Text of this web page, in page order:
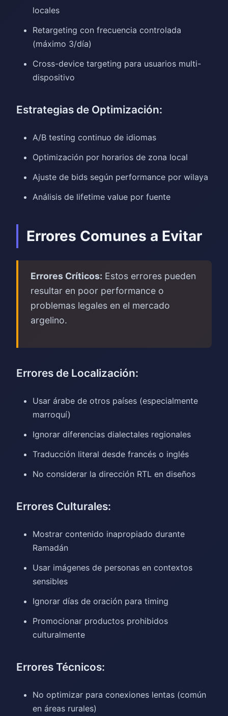
locales
Retargeting con frecuencia controlada
(máximo 3/día)
Cross-device targeting para usuarios multi-
dispositivo
Estrategias de Optimización:
A/B testing continuo de idiomas
Optimización por horarios de zona local
Ajuste de bids según performance por wilaya
Análisis de lifetime value por fuente
Errores Comunes a Evitar
Errores Críticos: Estos errores pueden
resultar en poor performance o
problemas legales en el mercado
argelino.
Errores de Localización:
Usar árabe de otros países (especialmente
marroquí)
Ignorar diferencias dialectales regionales
Traducción literal desde francés o inglés
No considerar la dirección RTL en diseños
Errores Culturales:
Mostrar contenido inapropiado durante
Ramadán
Usar imágenes de personas en contextos
sensibles
Ignorar días de oración para timing
Promocionar productos prohibidos
culturalmente
Errores Técnicos:
No optimizar para conexiones lentas (común
en áreas rurales)